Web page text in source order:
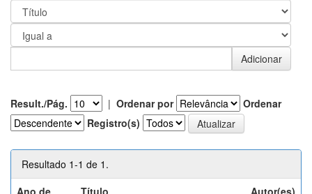
Result./Pág. | Ordenar por
Ordenar
Registro(s)
Resultado 1-1 de 1.
Ano de
Título Autor(es)